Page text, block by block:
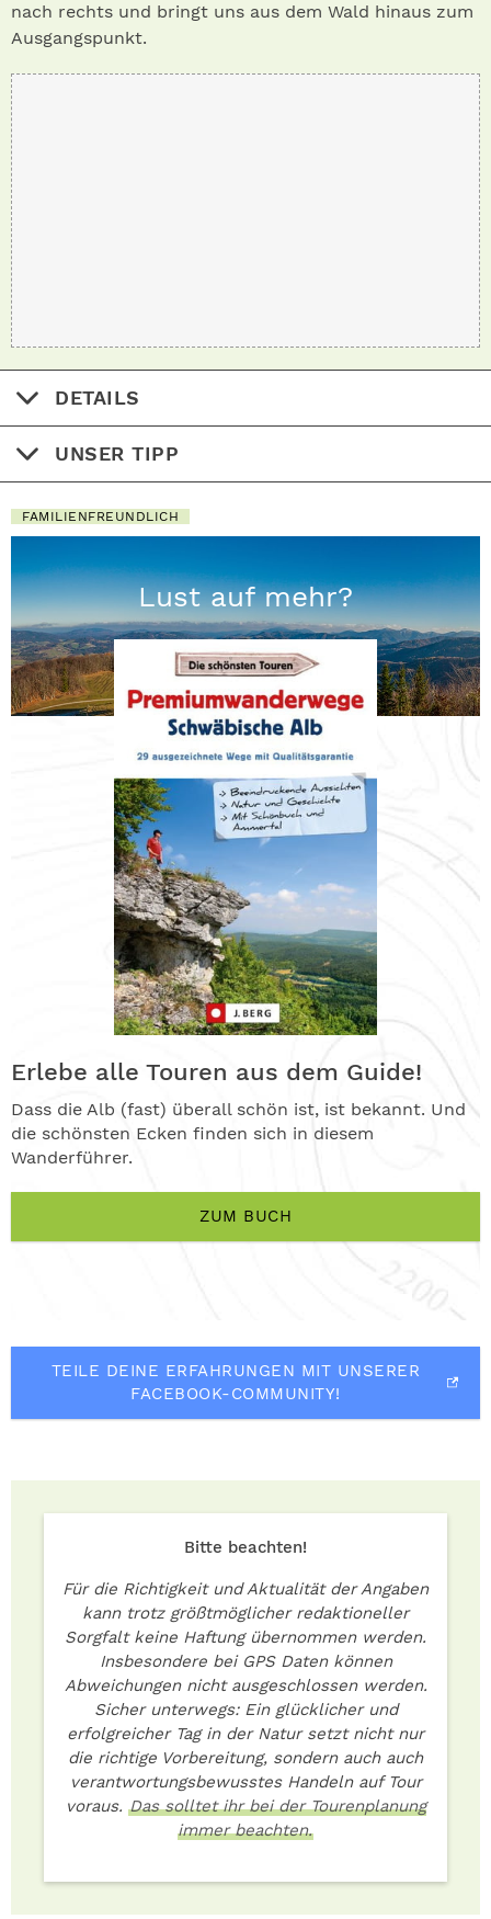
nach rechts und bringt uns aus dem Wald hinaus zum
Ausgangspunkt.
DETAILS
UNSER TIPP
FAMILIENFREUNDLICH
Lust auf mehr?
Erlebe alle Touren aus dem Guide!
Dass die Alb (fast) überall schön ist, ist bekannt. Und
die schönsten Ecken finden sich in diesem
Wanderführer.
ZUM BUCH
TEILE DEINE ERFAHRUNGEN MIT UNSERER
FACEBOOK-COMMUNITY!
Bitte beachten!
Für die Richtigkeit und Aktualität der Angaben
kann trotz größtmöglicher redaktioneller
Sorgfalt keine Haftung übernommen werden.
Insbesondere bei GPS Daten können
Abweichungen nicht ausgeschlossen werden.
Sicher unterwegs: Ein glücklicher und
erfolgreicher Tag in der Natur setzt nicht nur
die richtige Vorbereitung, sondern auch auch
verantwortungsbewusstes Handeln auf Tour
voraus. Das solltet ihr bei der Tourenplanung
immer beachten.